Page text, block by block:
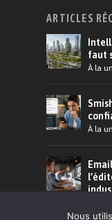
ARTICLES
faut
À la
À la
Nous